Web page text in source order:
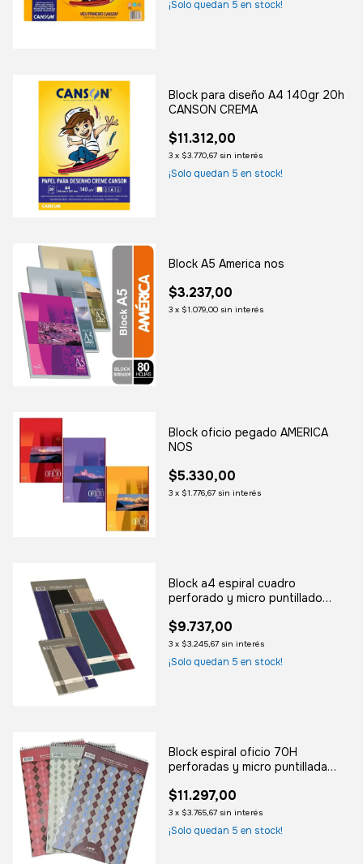
¡Solo quedan 5 en stock!
Block para diseño A4 140gr 20h
CANSON CREMA
$11.312,00
3 x $3.770,67 sin interés
¡Solo quedan 5 en stock!
Block A5 America nos
$3.237,00
3 x $1.079,00 sin interés
Block oficio pegado AMERICA
NOS
$5.330,00
3 x $1.776,67 sin interés
Block a4 espiral cuadro
perforado y micro puntillado
$9.737,00
3 x $3.245,67 sin interés
¡Solo quedan 5 en stock!
Block espiral oficio 70H
perforadas y micro puntillada
$11.297,00
3 x $3.765,67 sin interés
¡Solo quedan 5 en stock!